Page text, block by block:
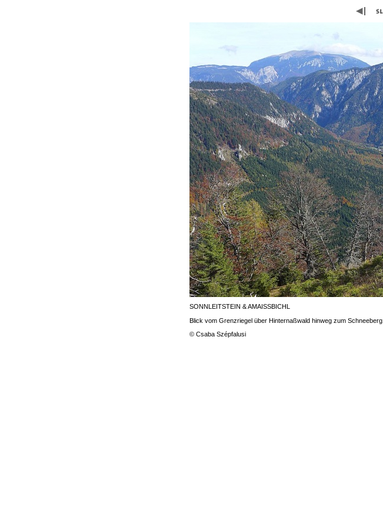
SONNLEITSTEIN & AMAISSBICHL
Blick vom Grenzriegel über Hinternaßwald hinweg zum Schneeberg.
© Csaba Szépfalusi